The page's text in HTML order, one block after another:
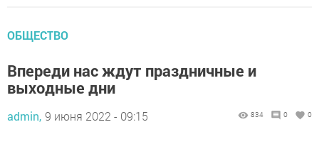
ОБЩЕСТВО
Впереди нас ждут праздничные и
выходные дни
admin, 9 июня 2022 - 09:15 834 0 0